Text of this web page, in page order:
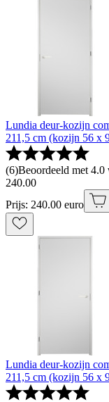
Lundia deur-kozijn
211,5 cm (kozijn 56 x
(6)Beoordeeld met 4.0
240.00
Prijs: 240.00 euro
Lundia deur-kozijn
211,5 cm (kozijn 56 x